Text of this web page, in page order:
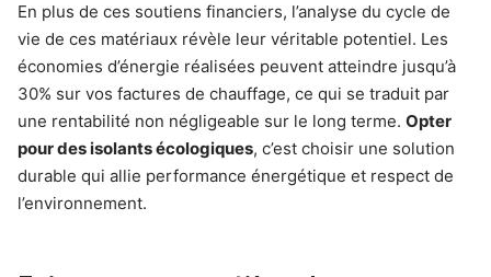
En plus de ces soutiens financiers, l’analyse du cycle de
vie de ces matériaux révèle leur véritable potentiel. Les
économies d’énergie réalisées peuvent atteindre jusqu’à
30% sur vos factures de chauffage, ce qui se traduit par
une rentabilité non négligeable sur le long terme. Opter
pour des isolants écologiques, c’est choisir une solution
durable qui allie performance énergétique et respect de
l’environnement.